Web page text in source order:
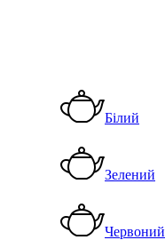
Білий
Зелений
Червоний